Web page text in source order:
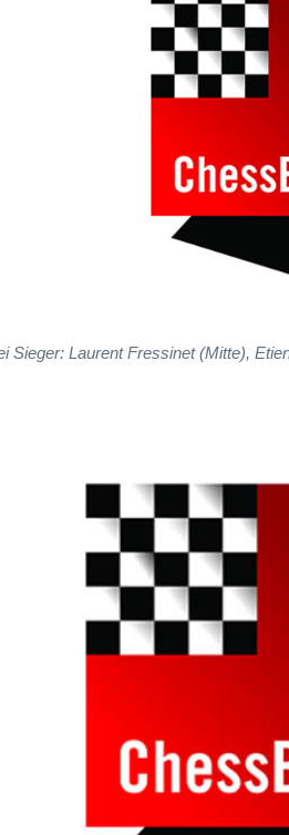
Sieger: Laurent Fressinet (Mitte),